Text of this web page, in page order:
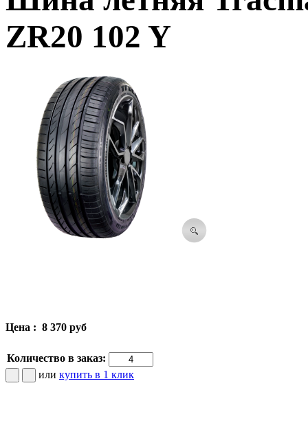
ZR20 102 Y
Цена : 8 370 руб
Количество в заказ:
или купить в 1 клик